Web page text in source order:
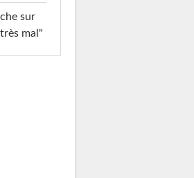
sur
mal"